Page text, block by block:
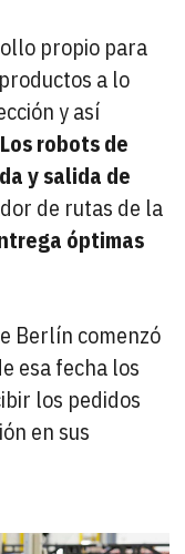
propio para
a lo
y así
Los robots de
y salida de
de rutas de la
óptimas
Berlín comenzó
esa fecha los
los pedidos
en sus